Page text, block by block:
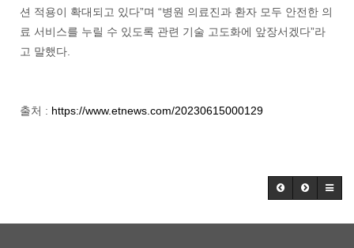
션 적용이 확대되고 있다”며 “병원 의료진과 환자 모두 안전한 의
료 서비스를 누릴 수 있도록 관련 기술 고도화에 앞장서겠다”라
고 말했다.
출처 : https://www.etnews.com/20230615000129